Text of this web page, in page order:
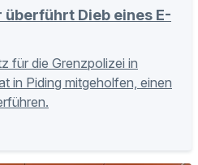
Dieb eines E-
für die Grenzpolizei in
in Piding mitgeholfen, einen